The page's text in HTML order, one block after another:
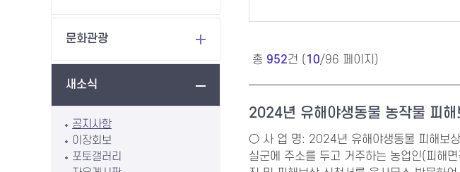
문화관광
새소식
공지사항
이장회보
포토갤러리
총 952건 ( 10/96 페이지)
2024년 유해야생동물 농작물 피해
○ 사 업 명: 2024년 유해야생동물 피해보
실군에 주소를 두고 거주하는 농업인(피해